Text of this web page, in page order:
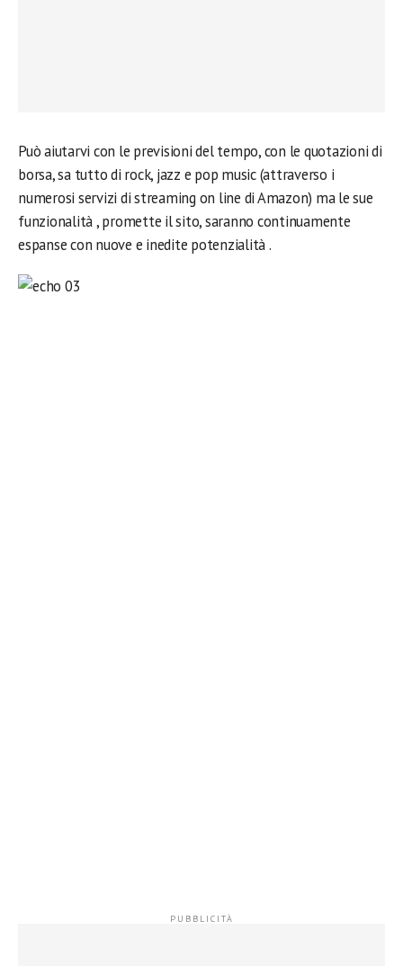
Può aiutarvi con le previsioni del tempo, con le quotazioni di
borsa, sa tutto di rock, jazz e pop music (attraverso i
numerosi servizi di streaming on line di Amazon) ma le sue
funzionalità , promette il sito, saranno continuamente
espanse con nuove e inedite potenzialità .